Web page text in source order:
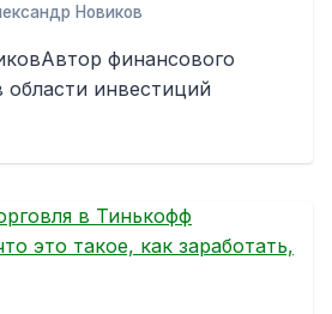
Новиков
финансового
области инвестиций